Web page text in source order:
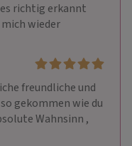
richtig erkannt
wieder
freundliche und
gekommen wie du
Wahnsinn ,